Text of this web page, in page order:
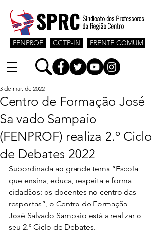
CGTP-IN
FENPROF FRENTE COMUM
Centro de Formação José
Salvado Sampaio
(FENPROF) realiza 2.º Ciclo
de Debates 2022
3 de mar. de 2022
Subordinada ao grande tema “Escola
que ensina, educa, respeita e forma
cidadãos: os docentes no centro das
respostas”, o Centro de Formação
José Salvado Sampaio está a realizar o
seu 2.º Ciclo de Debates.